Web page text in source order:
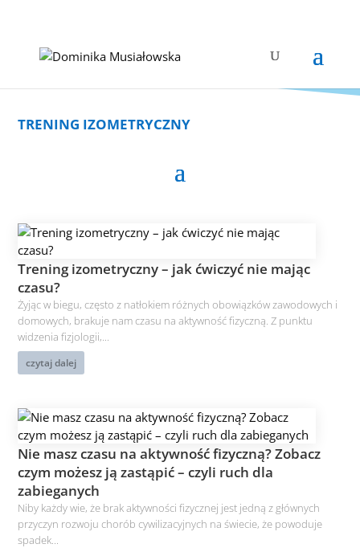
TRENING IZOMETRYCZNY
Trening izometryczny – jak ćwiczyć nie mając
czasu?
Żyjąc w biegu, często z natłokiem różnych obowiązków zawodowych i
domowych, brakuje nam czasu na aktywność fizyczną. Z punktu
widzenia fizjologii,...
czytaj dalej
Nie masz czasu na aktywność fizyczną? Zobacz
czym możesz ją zastąpić – czyli ruch dla
zabieganych
Niby każdy wie, że brak aktywności fizycznej jest jedną z głównych
przyczyn rozwoju chorób cywilizacyjnych na świecie, że powoduje
spadek...